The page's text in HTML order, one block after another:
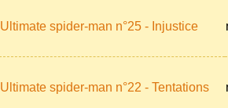
Ultimate spider-man n°25 - Injustice
Ultimate spider-man n°22 - Tentations